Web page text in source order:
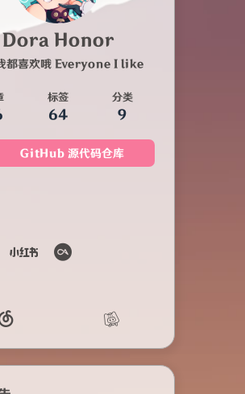
Dora Honor
都喜欢哦 Everyone I like
标签
64
分类
9
GitHub 源代码仓库